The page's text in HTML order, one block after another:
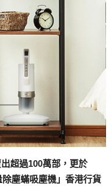
超過100萬部，更於
塵蟎吸塵機」香港行貨